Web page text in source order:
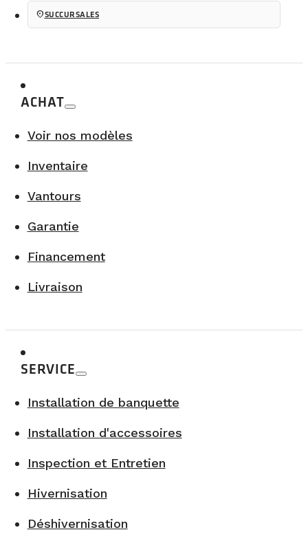
location_onSUCCURSALES
ACHAT
Voir nos modèles
Inventaire
Vantours
Garantie
Financement
Livraison
SERVICE
Installation de banquette
Installation d'accessoires
Inspection et Entretien
Hivernisation
Déshivernisation